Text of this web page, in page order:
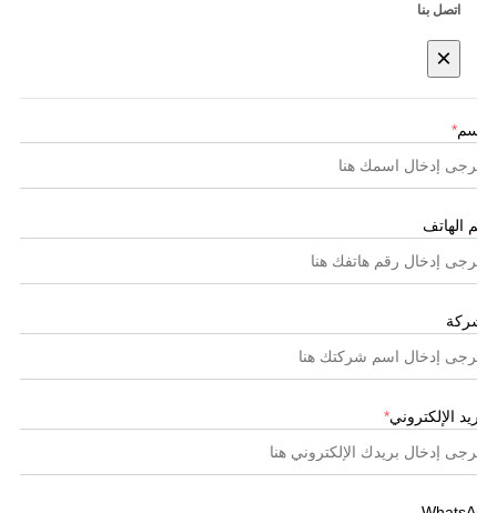
اتصل بنا
×
الاسم*
رقم الهاتف
الشركة
البريد الإلكتروني*